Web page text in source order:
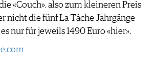
«Couch», also zum kleineren Preis
nicht die fünf La-Tâche-Jahrgänge
nur für jeweils 1490 Euro «hier».